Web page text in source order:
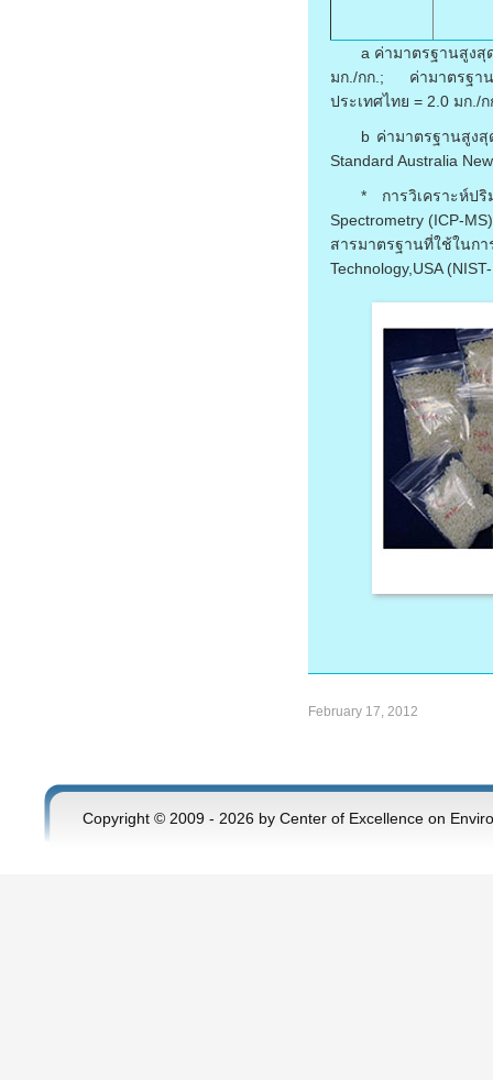
a ค่ามาตรฐานสูงสุ
มก./กก.; ค่ามาตรฐาน
ประเทศไทย = 2.0 มก./ก
b ค่ามาตรฐานสูง
Standard Australia
* การวิเคราะห์ป
Spectrometry (ICP-MS)
สารมาตรฐานที่ใช้ในก
Technology,USA
February 17, 2012
Copyright © 2009 - 2026 by Center of Excellence on